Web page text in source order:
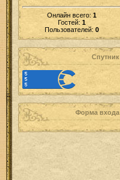
Онлайн всего: 1
Гостей: 1
Пользователей: 0
Спутник
Форма входа